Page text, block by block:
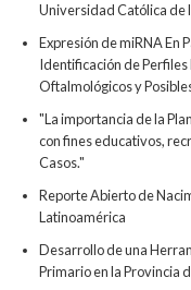
Universidad Católica de
Expresión de miRNA En
Identificación de
Oftalmológicos y
"La importancia de la
con fines educativos,
Casos."
Reporte Abierto de
Latinoamérica
Desarrollo de una
Primario en la Provincia